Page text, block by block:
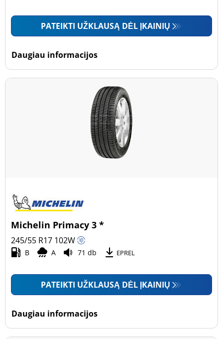
PATEIKTI UŽKLAUSĄ DĖL ĮKAINIŲ
Daugiau informacijos
Michelin Primacy 3 *
245/55 R17 102W
B A 71 db EPREL
PATEIKTI UŽKLAUSĄ DĖL ĮKAINIŲ
Daugiau informacijos